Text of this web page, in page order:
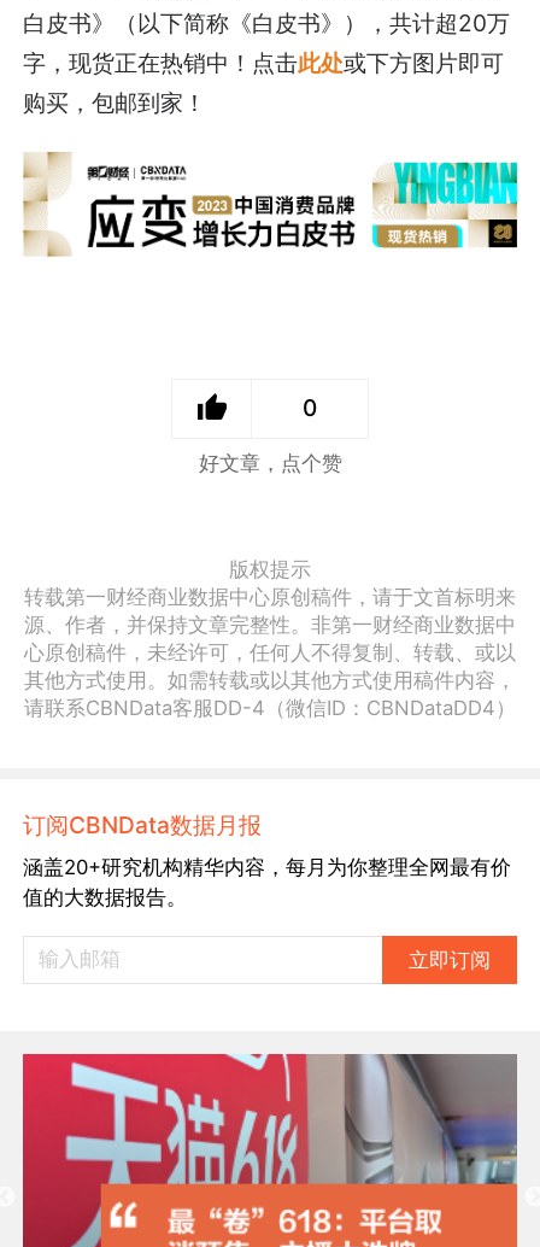
白皮书》（以下简称《白皮书》），共计超20万
字，现货正在热销中！点击此处或下方图片即可
购买，包邮到家！
0
好文章，点个赞
版权提示
转载第一财经商业数据中心原创稿件，请于文首标明来
源、作者，并保持文章完整性。非第一财经商业数据中
心原创稿件，未经许可，任何人不得复制、转载、或以
其他方式使用。如需转载或以其他方式使用稿件内容，
请联系CBNData客服DD-4（微信ID：CBNDataDD4）
订阅CBNData数据月报
涵盖20+研究机构精华内容，每月为你整理全网最有价
值的大数据报告。
立即订阅